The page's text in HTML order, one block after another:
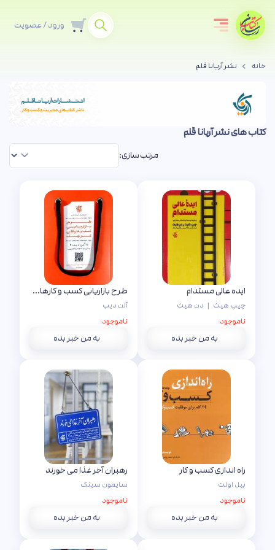
ورود / عضویت
خانه نشر آریانا قلم
کتاب های نشر آریانا قلم
مرتب سازی:
ایده عالی مستدام
چیپ هیث | دن هیث
ناموجود
به من خبر بده
طرح بازاریابی کسب و کارهای کوچک
آلن دیب
ناموجود
به من خبر بده
راه اندازی کسب و کار
بیل اولت
ناموجود
به من خبر بده
رهبران آخر غذا می خورند
سایمون سینک
ناموجود
به من خبر بده